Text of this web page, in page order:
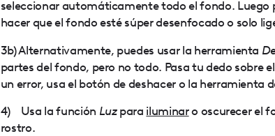
seleccionar automáticamente todo el fondo. Luego
hacer que el fondo esté súper desenfocado o solo
3b) Alternativamente, puedes usar la herramienta
partes del fondo, pero no todo. Pasa tu dedo sobre
un error, usa el botón de deshacer o la herramienta
4) Usa la función Luzpara iluminaro oscurecer el
rostro.